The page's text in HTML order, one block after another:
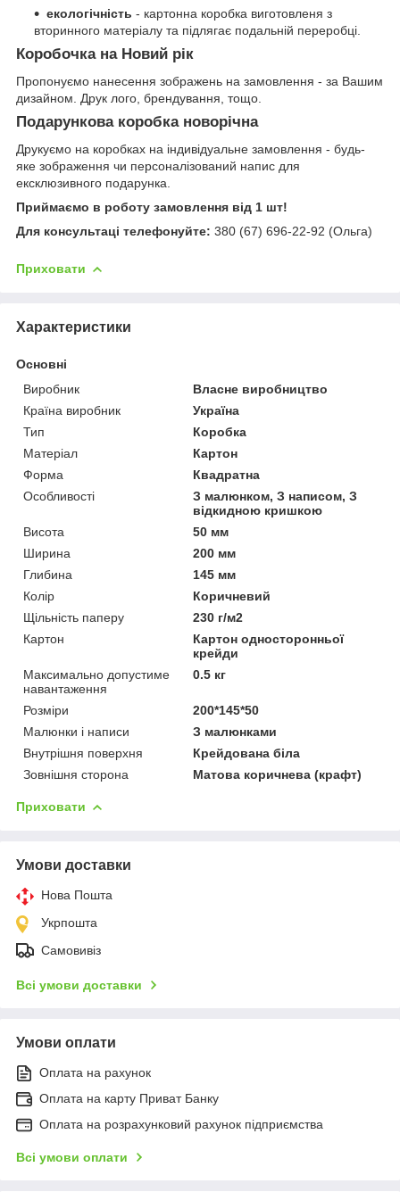
екологічність - картонна коробка виготовленя з
вторинного матеріалу та підлягає подальній переробці.
Коробочка на Новий рік
Пропонуємо нанесення зображень на замовлення - за Вашим
дизайном. Друк лого, брендування, тощо.
Подарункова коробка новорічна
Друкуємо на коробках на індивідуальне замовлення - будь-
яке зображення чи персоналізований напис для
ексклюзивного подарунка.
Приймаємо в роботу замовлення від 1 шт!
Для консультаці телефонуйте: 380 (67) 696-22-92 (Ольга)
Приховати
Характеристики
Основні
Виробник
Власне виробництво
Країна виробник
Україна
Тип
Коробка
Матеріал
Картон
Форма
Квадратна
Особливості
З малюнком, З написом, З
відкидною кришкою
Висота
50 мм
Ширина
200 мм
Глибина
145 мм
Колір
Коричневий
Щільність паперу
230 г/м2
Картон
Картон односторонньої
крейди
Максимально допустиме
навантаження
0.5 кг
Розміри
200*145*50
Малюнки і написи
З малюнками
Внутрішня поверхня
Крейдована біла
Зовнішня сторона
Матова коричнева (крафт)
Приховати
Умови доставки
Нова Пошта
Укрпошта
Самовивіз
Всі умови доставки
Умови оплати
Оплата на рахунок
Оплата на карту Приват Банку
Оплата на розрахунковий рахунок підприємства
Всі умови оплати